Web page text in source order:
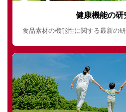
健康機能の研
食品素材の機能性に関する最新の